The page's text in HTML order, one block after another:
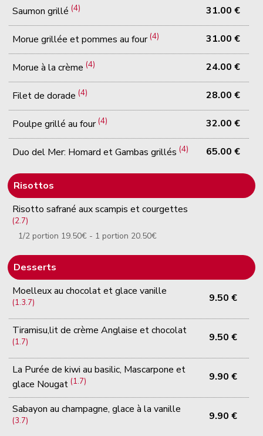
Saumon grillé(4) 31.00 €
Morue grillée et pommes au four(4) 31.00 €
Morue à la crème(4) 24.00 €
Filet de dorade(4) 28.00 €
Poulpe grillé au four(4) 32.00 €
Duo del Mer: Homard et Gambas grillés(4) 65.00 €
Risottos
Risotto safrané aux scampis et courgettes
(2.7)
1/2 portion 19.50€ - 1 portion 20.50€
Desserts
Moelleux au chocolat et glace vanille
(1.3.7) 9.50 €
Tiramisu,lit de crème Anglaise et chocolat
(1.7) 9.50 €
La Purée de kiwi au basilic, Mascarpone et
glace Nougat(1.7) 9.90 €
Sabayon au champagne, glace à la vanille
(3.7) 9.90 €